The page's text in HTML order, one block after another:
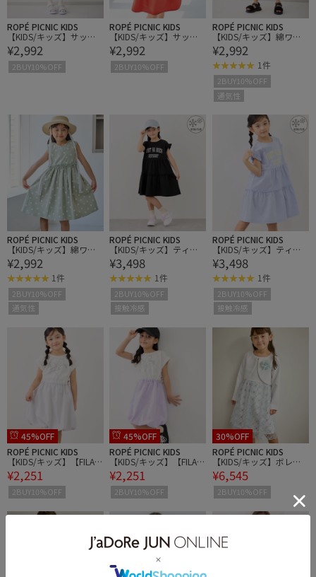
ROPÉ PICNIC KIDS
【KIDS/キッズ】サッカ
ーシャーリングワンピー
ス
¥2,992
2BUY10%OFF
ROPÉ PICNIC KIDS
【KIDS/キッズ】サッカ
ーシャーリングワンピー
ス
¥2,992
2BUY10%OFF
ROPÉ PICNIC KIDS
【KIDS/キッズ】綿ワッ
シャードット柄ワンピー
ス
¥2,992
1件
2BUY10%OFF
通気性
ROPÉ PICNIC KIDS
【KIDS/キッズ】綿ワッ
シャードット柄ワンピー
ス
¥2,992
1件
2BUY10%OFF
通気性
ROPÉ PICNIC KIDS
【KIDS/キッズ】ティア
ードロゴカットソーワン
ピース/接触冷感
¥3,498
1件
2BUY10%OFF
接触冷感
ROPÉ PICNIC KIDS
【KIDS/キッズ】ティア
ードロゴカットソーワン
ピース/接触冷感
¥3,498
1件
2BUY10%OFF
接触冷感
45%OFF
ROPÉ PICNIC KIDS
【KIDS/キッズ】【FILA/
フィラ別注】ドッキング
バルーンワンピース
¥2,251
2BUY10%OFF
45%OFF
ROPÉ PICNIC KIDS
【KIDS/キッズ】【FILA/
フィラ別注】ドッキング
バルーンワンピース
¥2,251
2BUY10%OFF
30%OFF
ROPÉ PICNIC KIDS
【KIDS/キッズ】ボレロ
セットアップ/入卒式・
セレモニー対応
¥6,545
2BUY10%OFF